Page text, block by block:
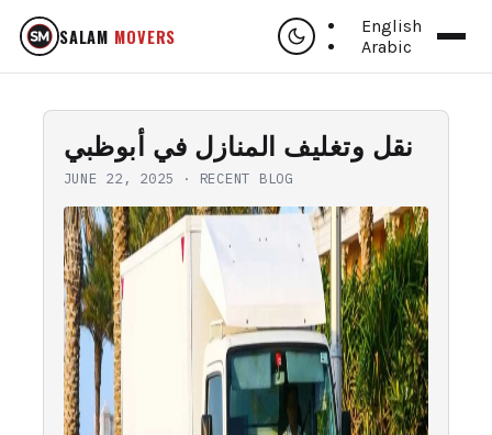
SALAM MOVERS
English
Arabic
نقل وتغليف المنازل في أبوظبي
JUNE 22, 2025 · RECENT BLOG